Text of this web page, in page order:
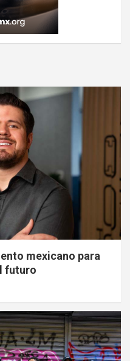
mexicano para
futuro